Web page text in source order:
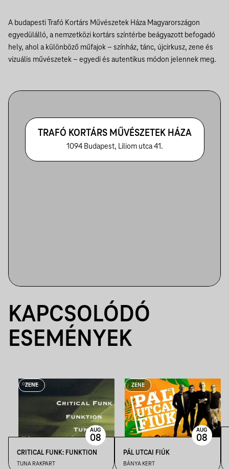
A budapesti Trafó Kortárs Művészetek Háza Magyarországon
egyedülálló, a nemzetközi kortárs színtérbe beágyazott befogadó
hely, ahol a különböző műfajok – színház, tánc, újcirkusz, zene és
vizuális művészetek – egyedi és autentikus módon jelennek meg.
TRAFÓ KORTÁRS MŰVÉSZETEK HÁZA
1094 Budapest, Liliom utca 41.
KAPCSOLÓDÓ
ESEMÉNYEK
ZENE
CRITICAL FUNK: FUNKTION
TUNA RAKPART
AUG
08
ZENE
PÁL UTCAI FIÚK
BÁNYA KERT
AUG
08